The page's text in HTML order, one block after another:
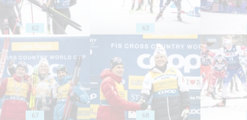
62 63
67 68